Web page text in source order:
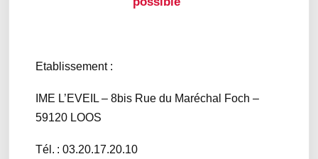
Etablissement :
IME L’EVEIL – 8bis Rue du Maréchal Foch –
59120 LOOS
Tél. : 03.20.17.20.10